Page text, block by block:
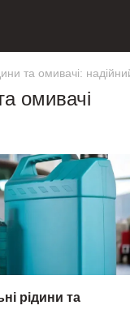
та омивачі:
омивачі
рідини та